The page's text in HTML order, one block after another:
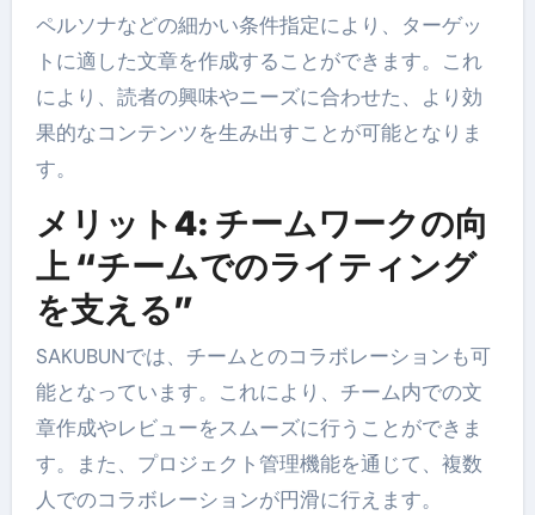
ペルソナなどの細かい条件指定により、ターゲッ
トに適した文章を作成することができます。これ
により、読者の興味やニーズに合わせた、より効
果的なコンテンツを生み出すことが可能となりま
す。
メリット4: チームワークの向
上 “チームでのライティング
を支える”
SAKUBUNでは、チームとのコラボレーションも可
能となっています。これにより、チーム内での文
章作成やレビューをスムーズに行うことができま
す。また、プロジェクト管理機能を通じて、複数
人でのコラボレーションが円滑に行えます。